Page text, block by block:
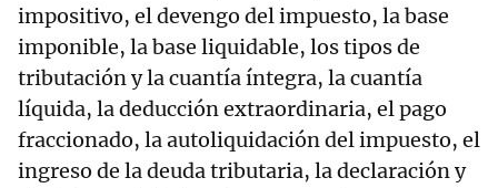
impositivo, el devengo del impuesto, la base
imponible, la base liquidable, los tipos de
tributación y la cuantía íntegra, la cuantía
líquida, la deducción extraordinaria, el pago
fraccionado, la autoliquidación del impuesto, el
ingreso de la deuda tributaria, la declaración y